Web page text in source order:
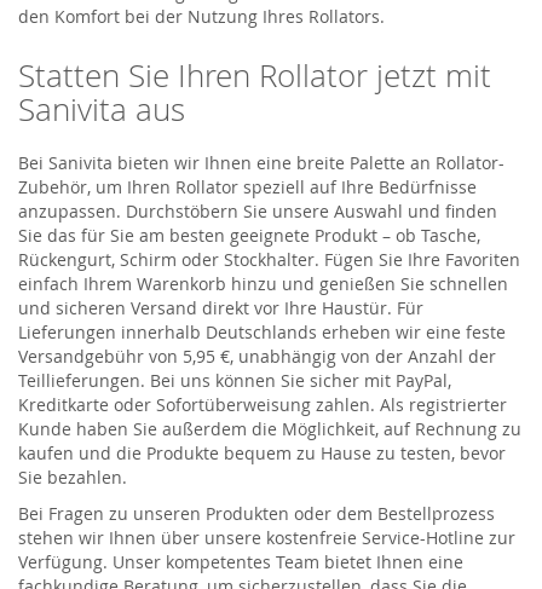
den Komfort bei der Nutzung Ihres Rollators.
Statten Sie Ihren Rollator jetzt mit
Sanivita aus
Bei Sanivita bieten wir Ihnen eine breite Palette an Rollator-
Zubehör, um Ihren Rollator speziell auf Ihre Bedürfnisse
anzupassen. Durchstöbern Sie unsere Auswahl und finden
Sie das für Sie am besten geeignete Produkt – ob Tasche,
Rückengurt, Schirm oder Stockhalter. Fügen Sie Ihre Favoriten
einfach Ihrem Warenkorb hinzu und genießen Sie schnellen
und sicheren Versand direkt vor Ihre Haustür. Für
Lieferungen innerhalb Deutschlands erheben wir eine feste
Versandgebühr von 5,95 €, unabhängig von der Anzahl der
Teillieferungen. Bei uns können Sie sicher mit PayPal,
Kreditkarte oder Sofortüberweisung zahlen. Als registrierter
Kunde haben Sie außerdem die Möglichkeit, auf Rechnung zu
kaufen und die Produkte bequem zu Hause zu testen, bevor
Sie bezahlen.
Bei Fragen zu unseren Produkten oder dem Bestellprozess
stehen wir Ihnen über unsere kostenfreie Service-Hotline zur
Verfügung. Unser kompetentes Team bietet Ihnen eine